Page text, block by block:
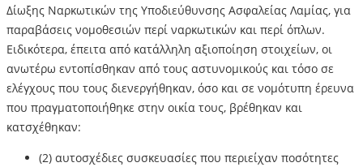
Δίωξης Ναρκωτικών της Υποδιεύθυνσης Ασφαλείας Λαμίας, για
παραβάσεις νομοθεσιών περί ναρκωτικών και περί όπλων.
Ειδικότερα, έπειτα από κατάλληλη αξιοποίηση στοιχείων, οι
ανωτέρω εντοπίσθηκαν από τους αστυνομικούς και τόσο σε
ελέγχους που τους διενεργήθηκαν, όσο και σε νομότυπη έρευνα
που πραγματοποιήθηκε στην οικία τους, βρέθηκαν και
κατσχέθηκαν:
(2) αυτοσχέδιες συσκευασίες που περιείχαν ποσότητες